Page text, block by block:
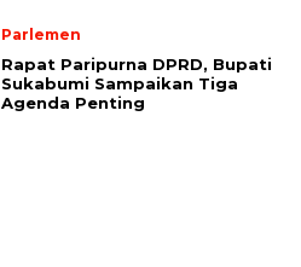
Parlemen
Rapat Paripurna DPRD, Bupati
Sukabumi Sampaikan Tiga
Agenda Penting